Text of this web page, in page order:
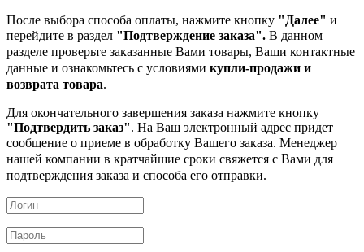
После выбора способа оплаты, нажмите кнопку "Далее" и
перейдите в раздел "Подтверждение заказа". В данном
разделе проверьте заказанные Вами товары, Ваши контактные
данные и ознакомьтесь с условиями купли-продажи и
возврата товара.
Для окончательного завершения заказа нажмите кнопку
"Подтвердить заказ". На Ваш электронный адрес придет
сообщение о приеме в обработку Вашего заказа. Менеджер
нашей компании в кратчайшие сроки свяжется с Вами для
подтверждения заказа и способа его отправки.